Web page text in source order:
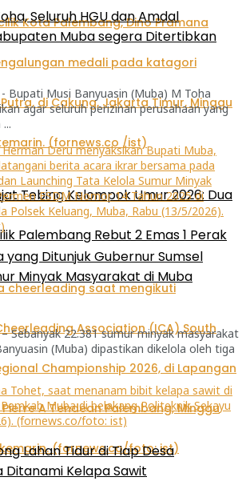
Tebing Kelompok Umur 2026: Dua
Palembang Rebut 2 Emas 1 Perak
Seluruh HGU dan Amdal
Muba segera Ditertibkan
- Bupati Musi Banyuasin (Muba) M Toha
agar seluruh perizinan perusahaan yang
yang Ditunjuk Gubernur Sumsel
Minyak Masyarakat di Muba
– Sebanyak 22.381 sumur minyak masyarakat
(Muba) dipastikan dikelola oleh tiga
Lahan Tidur di Tiap Desa
Ditanami Kelapa Sawit